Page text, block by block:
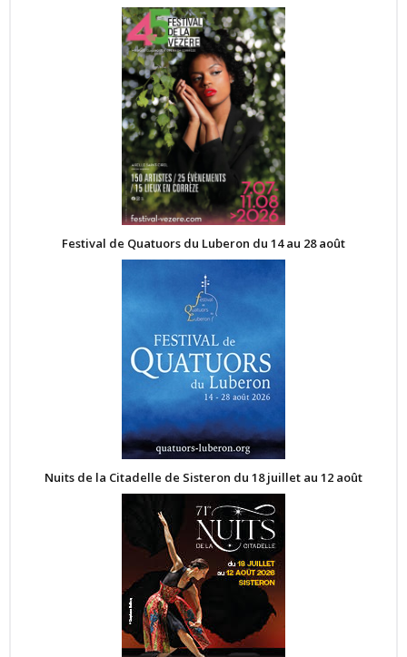
Festival de Quatuors du Luberon du 14 au 28 août
Nuits de la Citadelle de Sisteron du 18 juillet au 12 août